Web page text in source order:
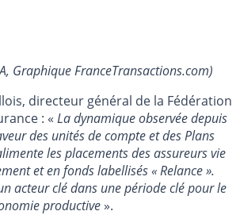
Graphique FranceTransactions.com)
directeur général de la Fédération
: « La dynamique observée depuis
des unités de compte et des Plans
les placements des assureurs vie
et en fonds labellisés « Relance ».
acteur clé dans une période clé pour le
productive».